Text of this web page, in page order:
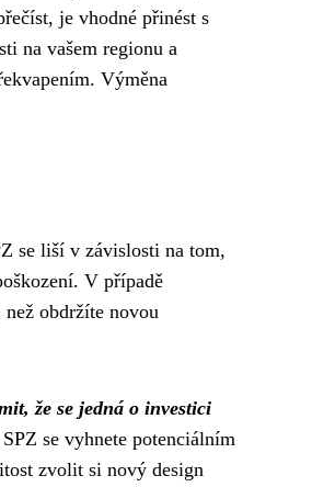
je vhodné přinést s
na vašem regionu a
Výměna
se liší v závislosti na tom,
V případě
obdržíte novou
že se jedná o investici
se vyhnete potenciálním
zvolit si nový design